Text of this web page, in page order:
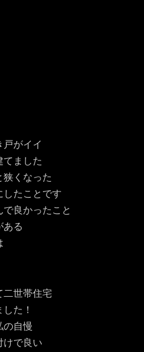
がイイ
てました
狭くなった
たことです
良かったこと
ある
二世帯住宅
た！
の自慢
けで良い